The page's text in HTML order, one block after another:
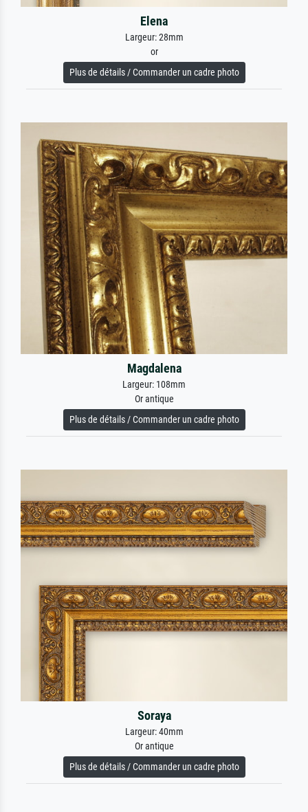
Elena
Largeur: 28mm
or
Plus de détails / Commander un cadre photo
Magdalena
Largeur: 108mm
Or antique
Plus de détails / Commander un cadre photo
Soraya
Largeur: 40mm
Or antique
Plus de détails / Commander un cadre photo